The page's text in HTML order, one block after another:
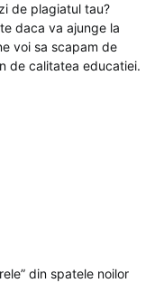
de plagiatul tau?
daca va ajunge la
voi sa scapam de
de calitatea educatiei.
din spatele noilor